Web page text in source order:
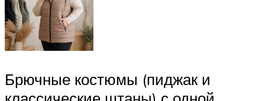
Брючные костюмы (пиджак и